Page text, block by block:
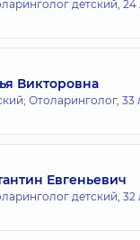
детский, 24
Викторовна
Отоларинголог, 33
Евгеньевич
детский, 32